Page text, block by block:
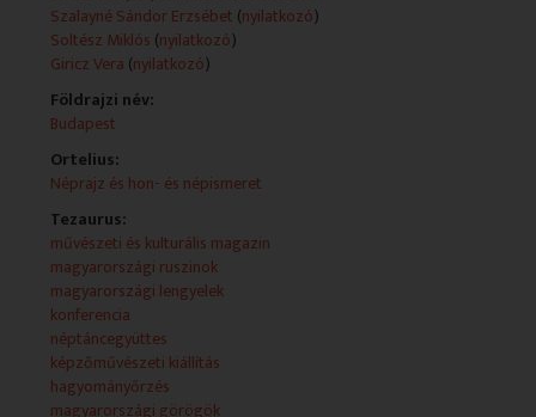
Lengyel művészek alkotásait láthatjuk Tomasz Piars
lengyel festőművész újonnan átadott szalonjában
nemrégiben átadott kortárs művészeti szalonjából az
Art Salon Contemporaryból jelentkezünk. Bemutatjuk
az itt nyílt első kiállítást és más témákkal is várjuk
nézőinket.
KULTURÁLIS AJÁNLÓ
Inter-Cered ezzel címmel nyílt az első kiállítás Tomasz
Piars lengyel festőművész vadonatúj kiállítóterében. A
Budapesten látható kiállítás a lengyel művészekre
fókuszál és bemutatja a művésztelepen kialakult,
szoros lengyel-magyar kapcsolat eredményeit.
20 ÉVES AZ ELLINIZMOS
Szalayné Sándor Erzsébet (nyilatkozó)
Soltész Miklós (nyilatkozó)
Giricz Vera (nyilatkozó)
Földrajzi név:
Budapest
Ortelius:
Néprajz és hon- és népismeret
Tezaurus:
művészeti és kulturális magazin
magyarországi ruszinok
magyarországi lengyelek
konferencia
néptáncegyüttes
képzőművészeti kiállítás
hagyományőrzés
magyarországi görögök